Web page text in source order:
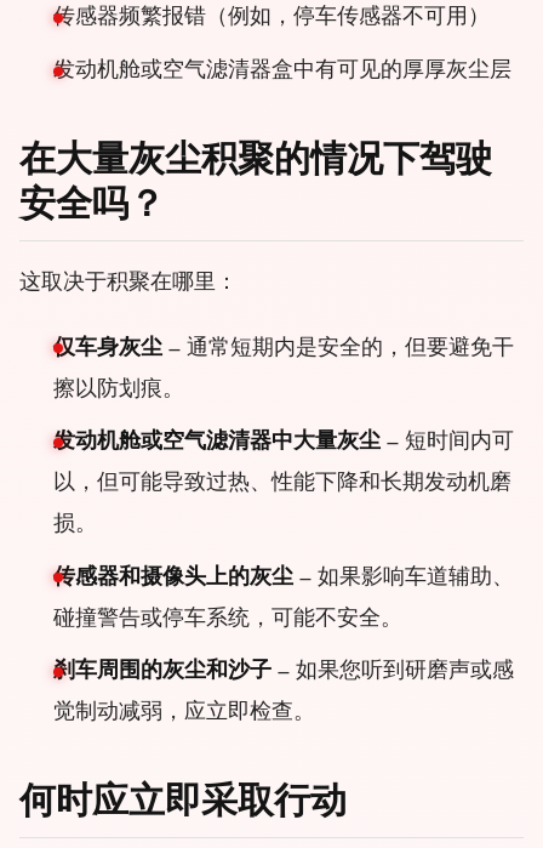
传感器频繁报错（例如，停车传感器不可用）
发动机舱或空气滤清器盒中有可见的厚厚灰尘层
在大量灰尘积聚的情况下驾驶
安全吗？
这取决于积聚在哪里：
仅车身灰尘– 通常短期内是安全的，但要避免干
擦以防划痕。
发动机舱或空气滤清器中大量灰尘– 短时间内可
以，但可能导致过热、性能下降和长期发动机磨
损。
传感器和摄像头上的灰尘– 如果影响车道辅助、
碰撞警告或停车系统，可能不安全。
刹车周围的灰尘和沙子– 如果您听到研磨声或感
觉制动减弱，应立即检查。
何时应立即采取行动